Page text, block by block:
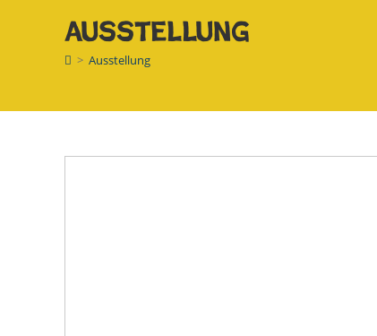
Ausstellung
> Ausstellung